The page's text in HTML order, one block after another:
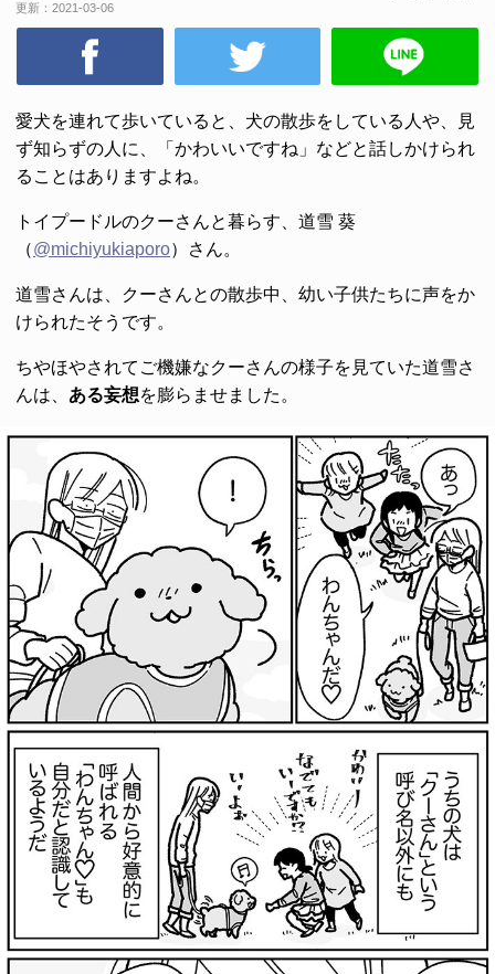
更新： 2021-03-06
愛犬を連れて歩いていると、犬の散歩をしている人や、見
ず知らずの人に、「かわいいですね」などと話しかけられ
ることはありますよね。
トイプードルのクーさんと暮らす、道雪 葵
（@michiyukiaporo）さん。
道雪さんは、クーさんとの散歩中、幼い子供たちに声をか
けられたそうです。
ちやほやされてご機嫌なクーさんの様子を見ていた道雪さ
んは、 ある妄想を膨らませました。